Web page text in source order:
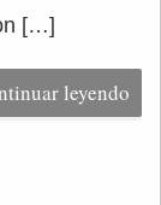
[…]
leyendo